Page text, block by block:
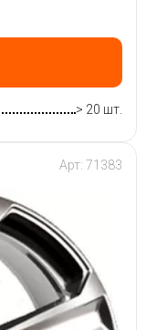
> 20 шт.
Арт: 71383